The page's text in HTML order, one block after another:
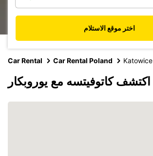
اختر موقع الاستلام
Car Rental Car Rental Poland Katowice
اكتشف كاتوفيتسه مع يوروبكار